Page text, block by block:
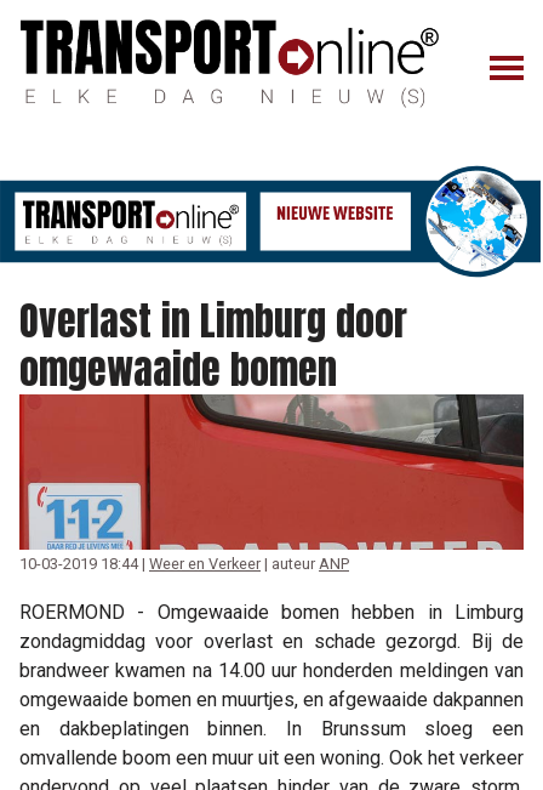
Overlast in Limburg door
omgewaaide bomen
10-03-2019 18:44 | Weer en Verkeer | auteur ANP
ROERMOND - Omgewaaide bomen hebben in Limburg
zondagmiddag voor overlast en schade gezorgd. Bij de
brandweer kwamen na 14.00 uur honderden meldingen van
omgewaaide bomen en muurtjes, en afgewaaide dakpannen
en dakbeplatingen binnen. In Brunssum sloeg een
omvallende boom een muur uit een woning. Ook het verkeer